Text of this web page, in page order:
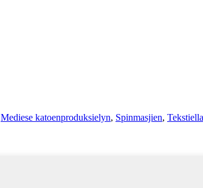
Mediese katoenproduksielyn, Spinmasjien,